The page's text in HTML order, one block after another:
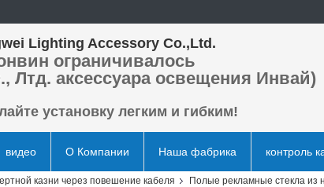
Lighting Accessory Co.,Ltd.
ограничивалось
Лтд. аксессуара освещения Инвай)
установку легким и гибким!
видео О Компании Наша фабрика контроль
казни через повешение кабеля Полые рекламные стекла из